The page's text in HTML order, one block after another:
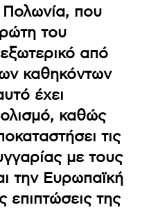
Πολωνία, που
του
από
καθηκόντων
έχει
καθώς
τις
με τους
την Ευρωπαϊκή
επιπτώσεις της